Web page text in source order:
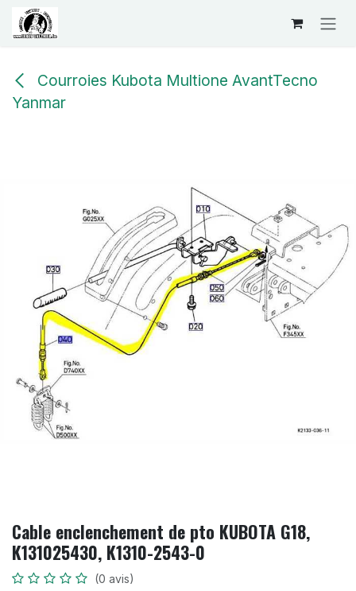
Se rendre au contenu
Courroies Kubota Multione AvantTecno
Yanmar
Cable enclenchement de pto KUBOTA G18,
K131025430, K1310-2543-0
(0 avis)